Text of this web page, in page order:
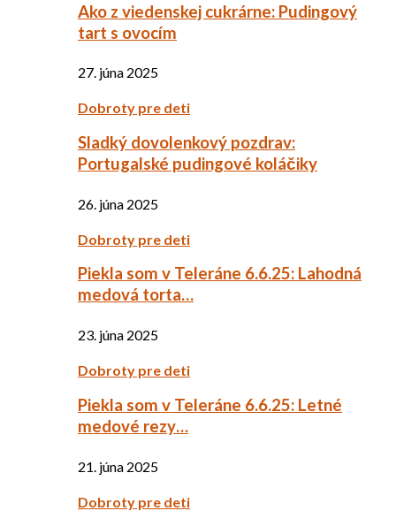
Ako z viedenskej cukrárne: Pudingový
tart s ovocím
27. júna 2025
Dobroty pre deti
Sladký dovolenkový pozdrav:
Portugalské pudingové koláčiky
26. júna 2025
Dobroty pre deti
Piekla som v Teleráne 6.6.25: Lahodná
medová torta…
23. júna 2025
Dobroty pre deti
Piekla som v Teleráne 6.6.25: Letné
medové rezy…
21. júna 2025
Dobroty pre deti